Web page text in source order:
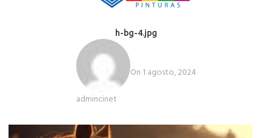
h-bg-4.jpg
admincinet
On 1 agosto, 2024